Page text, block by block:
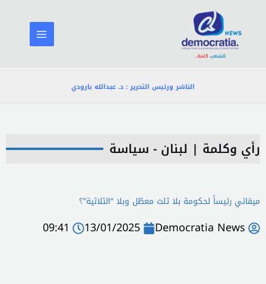
المحتوى
الناشر ورئيس التحرير : د. عبدالله بارودي
رأي وكلمة | لبنان - سياسة
ميقاتي رئيساً لحكومة بلا ثلث معطّل وبلا “الثلاثية”؟
Democratia News
13/01/2025
09:41